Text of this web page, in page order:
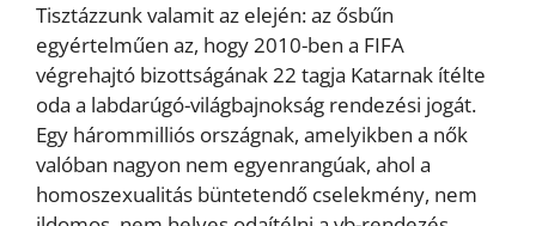
Tisztázzunk valamit az elején: az ősbűn
egyértelműen az, hogy 2010-ben a FIFA
végrehajtó bizottságának 22 tagja Katarnak ítélte
oda a labdarúgó-világbajnokság rendezési jogát.
Egy hárommilliós országnak, amelyikben a nők
valóban nagyon nem egyenrangúak, ahol a
homoszexualitás büntetendő cselekmény, nem